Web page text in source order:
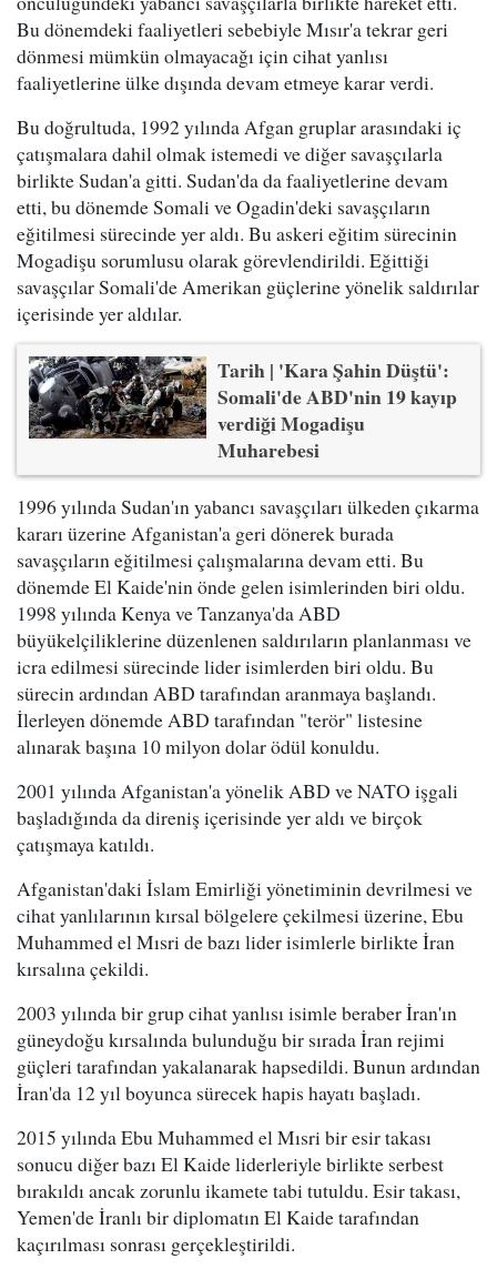
Bu dönemdeki faaliyetleri sebebiyle Mısır'a tekrar geri
dönmesi mümkün olmayacağı için cihat yanlısı
faaliyetlerine ülke dışında devam etmeye karar verdi.
Bu doğrultuda, 1992 yılında Afgan gruplar arasındaki iç
çatışmalara dahil olmak istemedi ve diğer savaşçılarla
birlikte Sudan'a gitti. Sudan'da da faaliyetlerine devam
etti, bu dönemde Somali ve Ogadin'deki savaşçıların
eğitilmesi sürecinde yer aldı. Bu askeri eğitim sürecinin
Mogadişu sorumlusu olarak görevlendirildi. Eğittiği
savaşçılar Somali'de Amerikan güçlerine yönelik saldırılar
içerisinde yer aldılar.
Tarih | 'Kara Şahin Düştü':
Somali'de ABD'nin 19 kayıp
verdiği Mogadişu
Muharebesi
1996 yılında Sudan'ın yabancı savaşçıları ülkeden çıkarma
kararı üzerine Afganistan'a geri dönerek burada
savaşçıların eğitilmesi çalışmalarına devam etti. Bu
dönemde El Kaide'nin önde gelen isimlerinden biri oldu.
1998 yılında Kenya ve Tanzanya'da ABD
büyükelçiliklerine düzenlenen saldırıların planlanması ve
icra edilmesi sürecinde lider isimlerden biri oldu. Bu
sürecin ardından ABD tarafından aranmaya başlandı.
İlerleyen dönemde ABD tarafından "terör" listesine
alınarak başına 10 milyon dolar ödül konuldu.
2001 yılında Afganistan'a yönelik ABD ve NATO işgali
başladığında da direniş içerisinde yer aldı ve birçok
çatışmaya katıldı.
Afganistan'daki İslam Emirliği yönetiminin devrilmesi ve
cihat yanlılarının kırsal bölgelere çekilmesi üzerine, Ebu
Muhammed el Mısri de bazı lider isimlerle birlikte İran
kırsalına çekildi.
2003 yılında bir grup cihat yanlısı isimle beraber İran'ın
güneydoğu kırsalında bulunduğu bir sırada İran rejimi
güçleri tarafından yakalanarak hapsedildi. Bunun ardından
İran'da 12 yıl boyunca sürecek hapis hayatı başladı.
2015 yılında Ebu Muhammed el Mısri bir esir takası
sonucu diğer bazı El Kaide liderleriyle birlikte serbest
bırakıldı ancak zorunlu ikamete tabi tutuldu. Esir takası,
Yemen'de İranlı bir diplomatın El Kaide tarafından
kaçırılması sonrası gerçekleştirildi.